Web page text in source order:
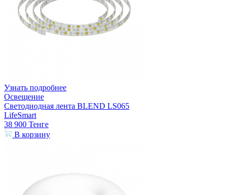
Узнать подробнее
Освещение
Светодиодная лента BLEND LS065
LifeSmart
38 900 Тенге
В корзину